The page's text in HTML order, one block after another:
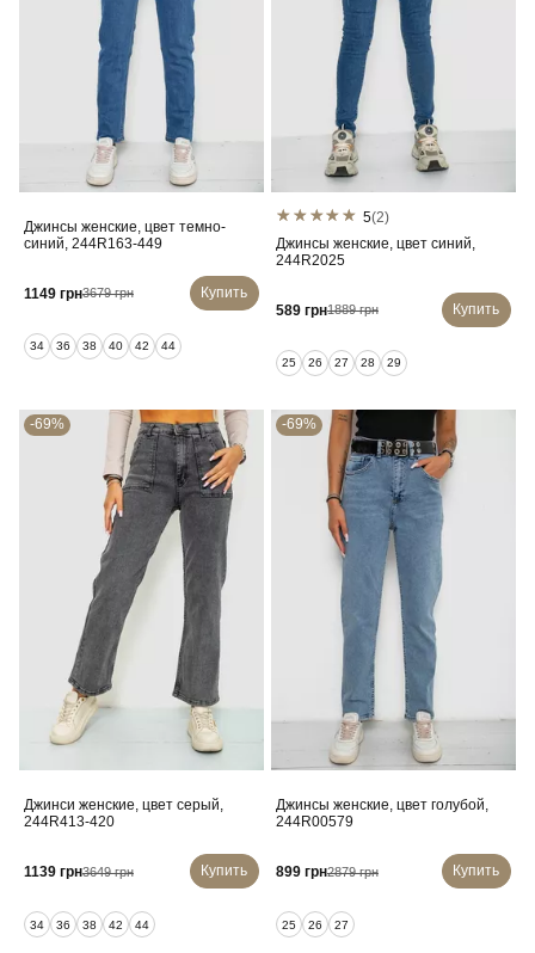
Джинсы женские, цвет темно-
синий, 244R163-449
1149 грн3679 грн Купить
34 36 38 40 42 44
5(2)
Джинсы женские, цвет синий,
244R2025
589 грн1889 грн Купить
25 26 27 28 29
-69%
Джинси женские, цвет серый,
244R413-420
1139 грн3649 грн Купить
34 36 38 42 44
-69%
Джинсы женские, цвет голубой,
244R00579
899 грн2879 грн Купить
25 26 27